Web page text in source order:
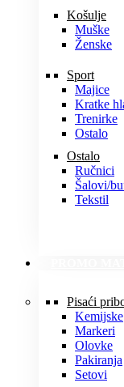
Košulje
Muške
Ženske
Sport
Majice
Kratke
Trenirke
Ostalo
Ostalo
Ručnici
Šalovi/
Tekstil
Pisaći
Kemijske
Markeri
Olovke
Pakiranja
Setovi